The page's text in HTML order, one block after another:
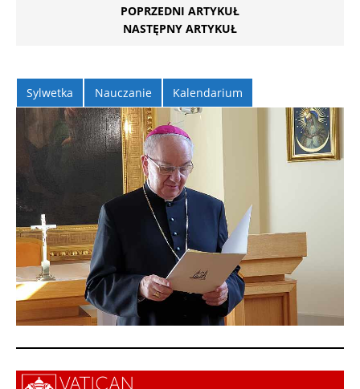
POPRZEDNI ARTYKUŁ
NASTĘPNY ARTYKUŁ
Sylwetka Nauczanie Kalendarium